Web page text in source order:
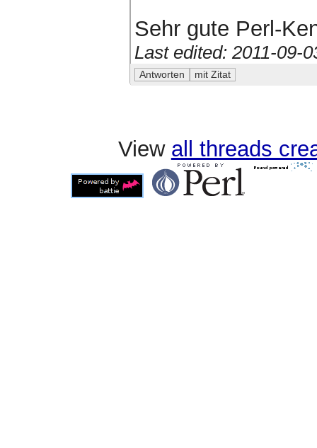
Sehr gute Perl-
Last edited: 2011-09-
View all threads